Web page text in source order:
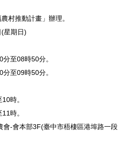
村推動計畫」辦理。
星期日)
至08時50分。
至09時50分。
時。
時。
會-會本部3F(臺中市梧棲區港埠路一段